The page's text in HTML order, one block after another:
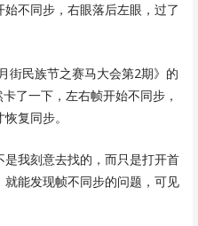
不同步，右眼落后左眼，过了
街民族节之赛马大会第2期》的
了一下，左右帧开始不同步，
复同步。
我刻意去找的，而只是打开首
能发现帧不同步的问题，可见